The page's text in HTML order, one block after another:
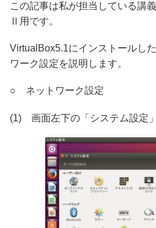
この記事は私が担当している講
Ⅱ用です。
VirtualBox5.1にインストールし
ワーク設定を説明します。
○ ネットワーク設定
(1) 画面左下の「システム設定